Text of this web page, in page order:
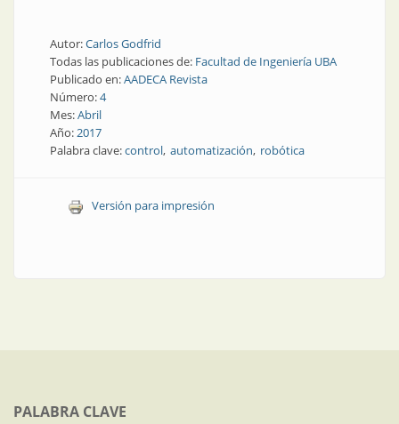
Autor:Carlos Godfrid
Todas las publicaciones de: Facultad de Ingeniería UBA
Publicado en:AADECA Revista
Número:4
Mes:Abril
Año:2017
Palabra clave:control automatización robótica
Versión para impresión
PALABRA CLAVE